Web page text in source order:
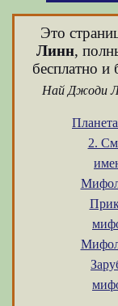
Это
Линн,
бесплатно и
Най Джоди
2.